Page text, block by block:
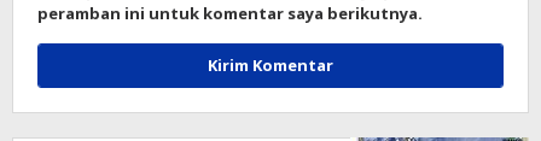
peramban ini untuk komentar saya berikutnya.